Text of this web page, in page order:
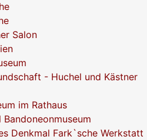
Salon
- Huchel und Kästner
im Rathaus
Bandoneonmuseum
Denkmal Fark`sche Werkstatt